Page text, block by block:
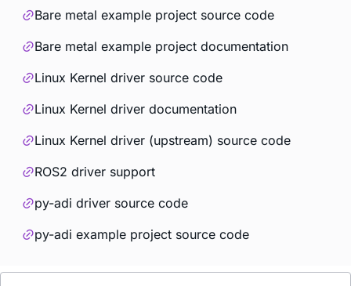
Bare metal example project source code
Bare metal example project documentation
Linux Kernel driver source code
Linux Kernel driver documentation
Linux Kernel driver (upstream) source code
ROS2 driver support
py-adi driver source code
py-adi example project source code